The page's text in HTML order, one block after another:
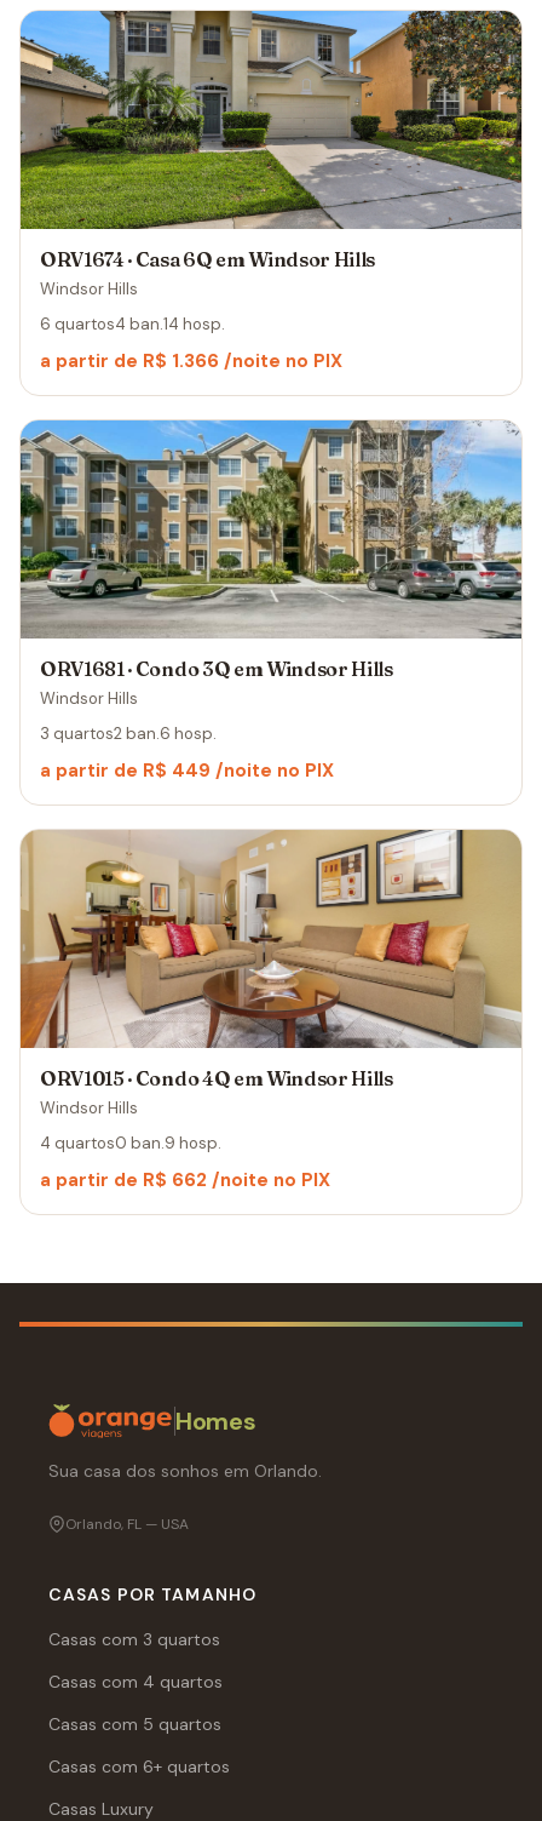
ORV1674 · Casa 6Q em Windsor Hills
Windsor Hills
6 quartos4 ban.14 hosp.
a partir de R$ 1.366 /noite no PIX
ORV1681 · Condo 3Q em Windsor Hills
Windsor Hills
3 quartos2 ban.6 hosp.
a partir de R$ 449 /noite no PIX
ORV1015 · Condo 4Q em Windsor Hills
Windsor Hills
4 quartos0 ban.9 hosp.
a partir de R$ 662 /noite no PIX
Homes
Sua casa dos sonhos em Orlando.
Orlando, FL — USA
CASAS POR TAMANHO
Casas com 3 quartos
Casas com 4 quartos
Casas com 5 quartos
Casas com 6+ quartos
Casas Luxury